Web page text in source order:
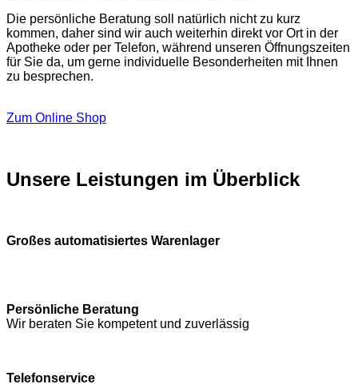
Die persönliche Beratung soll natürlich nicht zu kurz
kommen, daher sind wir auch weiterhin direkt vor Ort in der
Apotheke oder per Telefon, während unseren Öffnungszeiten
für Sie da, um gerne individuelle Besonderheiten mit Ihnen
zu besprechen.
Zum Online Shop
Unsere Leistungen im Überblick
Großes automatisiertes Warenlager
Persönliche Beratung
Wir beraten Sie kompetent und zuverlässig
Telefonservice